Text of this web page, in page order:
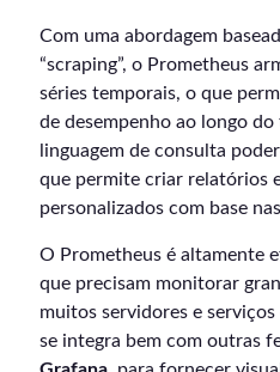
Com uma abordagem
“scraping”, o Prometheus
séries temporais, o que
de desempenho ao longo
linguagem de consulta
que permite criar relatórios
personalizados com base
O Prometheus é altamente
que precisam monitorar
muitos servidores e
se integra bem com outras